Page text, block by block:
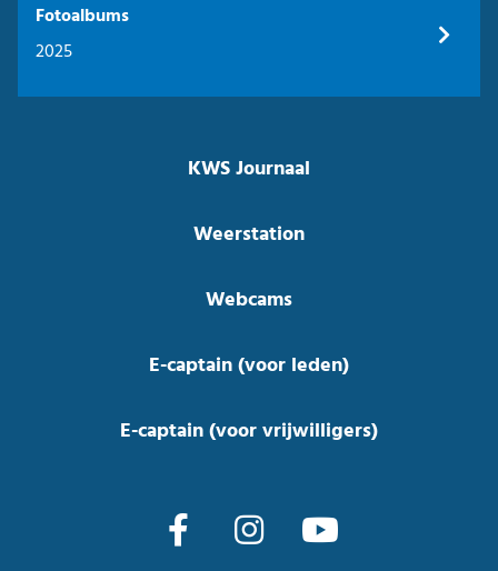
Fotoalbums
2025
KWS Journaal
Weerstation
Webcams
E-captain (voor leden)
E-captain (voor vrijwilligers)